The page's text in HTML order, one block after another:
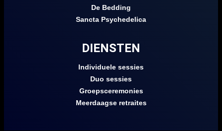
De Bedding
Sancta Psychedelica
DIENSTEN
Individuele sessies
Duo sessies
Groepsceremonies
Meerdaagse retraites